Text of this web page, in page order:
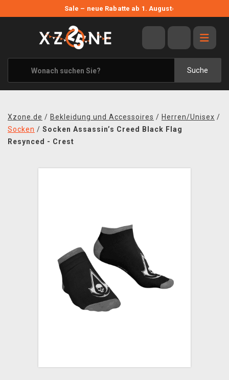
Sale – neue Rabatte ab 1. August›
Suche
ANGEBOTE
ALLE MARKEN
XZONE ORIGINALS
KLEIDUNG & ACCESSOIRES
BÜCHER & COMICS
Xzone.de / Bekleidung und Accessoires / Herren/Unisex /
Socken / Socken Assassin’s Creed Black Flag
Resynced - Crest